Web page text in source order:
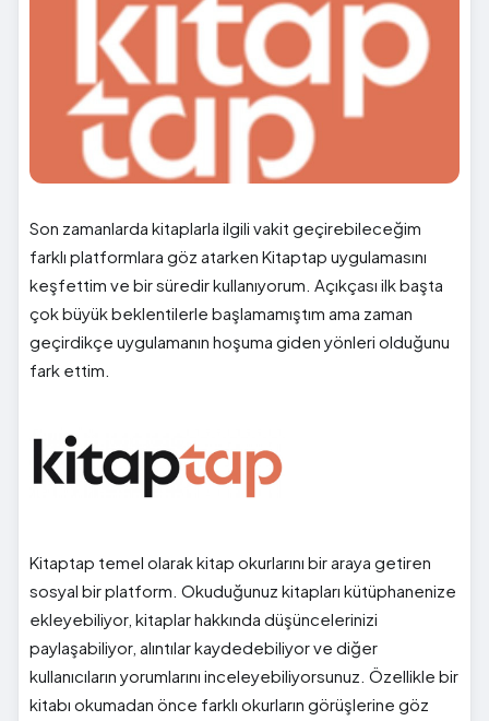
Son zamanlarda kitaplarla ilgili vakit geçirebileceğim
farklı platformlara göz atarken Kitaptap uygulamasını
keşfettim ve bir süredir kullanıyorum. Açıkçası ilk başta
çok büyük beklentilerle başlamamıştım ama zaman
geçirdikçe uygulamanın hoşuma giden yönleri olduğunu
fark ettim.
Kitaptap temel olarak kitap okurlarını bir araya getiren
sosyal bir platform. Okuduğunuz kitapları kütüphanenize
ekleyebiliyor, kitaplar hakkında düşüncelerinizi
paylaşabiliyor, alıntılar kaydedebiliyor ve diğer
kullanıcıların yorumlarını inceleyebiliyorsunuz. Özellikle bir
kitabı okumadan önce farklı okurların görüşlerine göz